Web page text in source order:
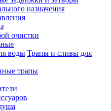
назначения
очистки
Трапы и сливы для
трапы